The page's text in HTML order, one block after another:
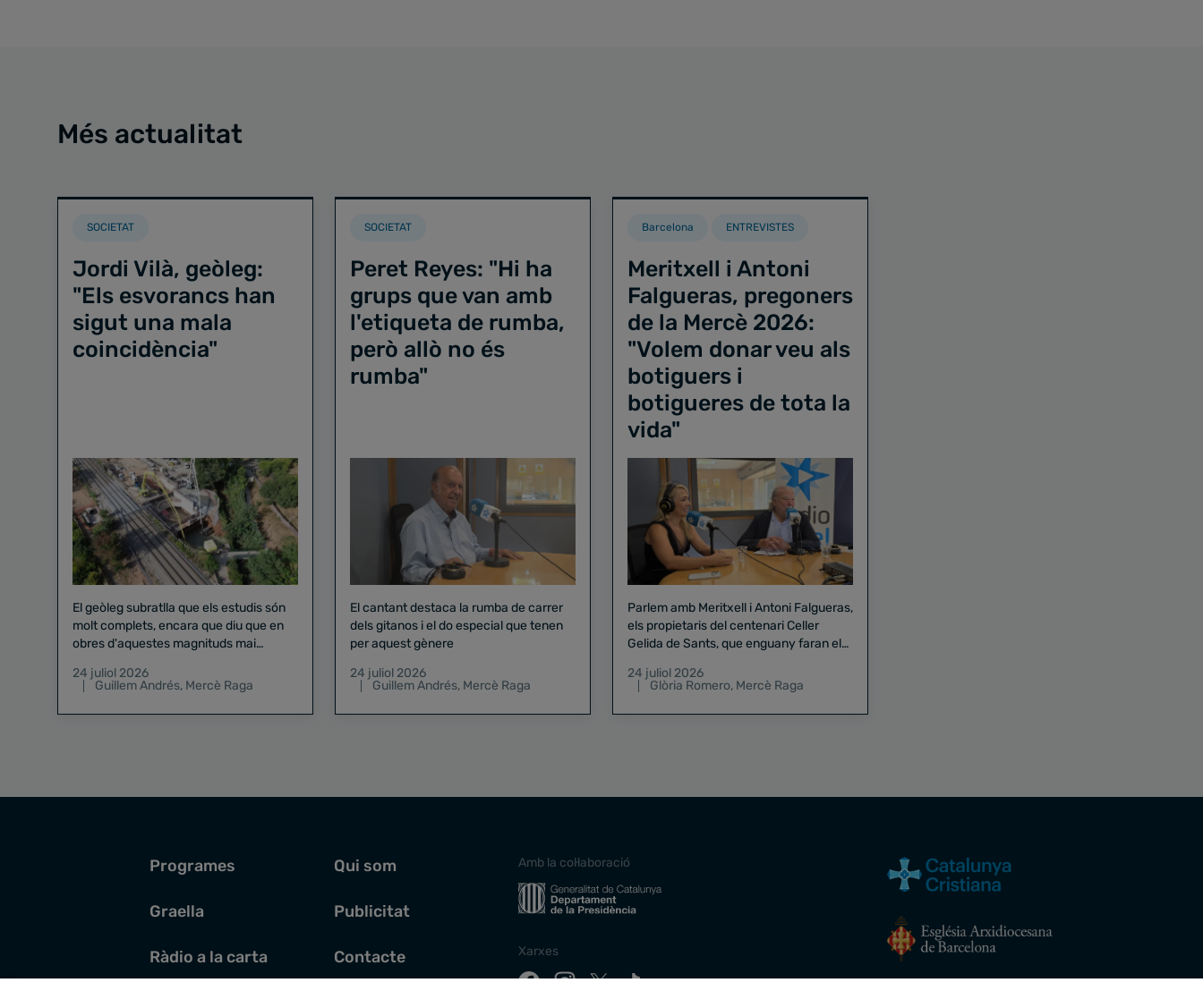
Més actualitat
SOCIETAT
Jordi Vilà, geòleg:
"Els esvorancs han
sigut una mala
coincidència"
El geòleg subratlla que els estudis són
molt complets, encara que diu que en
obres d'aquestes magnituds mai
24 juliol 2026
Guillem Andrés, Mercè Raga
SOCIETAT
Peret Reyes: "Hi ha
grups que van amb
l'etiqueta de rumba,
però allò no és
rumba"
El cantant destaca la rumba de carrer
dels gitanos i el do especial que tenen
per aquest gènere
24 juliol 2026
Guillem Andrés, Mercè Raga
Barcelona ENTREVISTES
Meritxell i Antoni
Falgueras, pregoners
de la Mercè 2026:
"Volem donar veu als
botiguers i
botigueres de tota la
vida"
Parlem amb Meritxell i Antoni Falgueras,
els propietaris del centenari Celler
Gelida de Sants, que enguany faran el
24 juliol 2026
Glòria Romero, Mercè Raga
Programes
Graella
Ràdio a la carta
Qui som
Publicitat
Contacte
Amb la col·laboració
Xarxes